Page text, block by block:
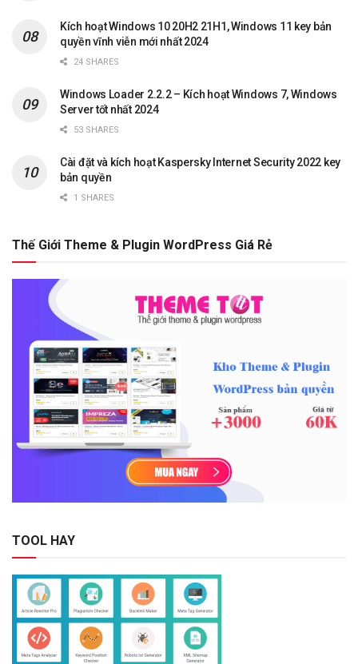
Kích hoạt Windows 10 20H2 21H1, Windows 11 key bản
quyền vĩnh viễn mới nhất 2024
24 SHARES
Windows Loader 2.2.2 – Kích hoạt Windows 7, Windows
Server tốt nhất 2024
53 SHARES
Cài đặt và kích hoạt Kaspersky Internet Security 2022 key
bản quyền
1 SHARES
Thế Giới Theme & Plugin WordPress Giá Rẻ
TOOL HAY